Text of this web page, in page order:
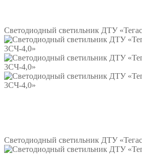
Светодиодный светильник ДТУ
Светодиодный светильник ДТУ